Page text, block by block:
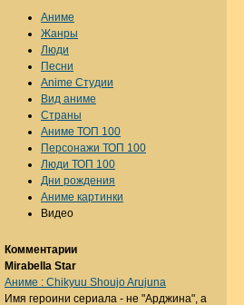
Аниме
Жанры
Люди
Песни
Anime Студии
Вид аниме
Страны
Аниме ТОП 100
Персонажи ТОП 100
Люди ТОП 100
Дни рождения
Аниме картинки
Видео
Комментарии
Mirabella Star
Аниме : Chikyuu Shoujo Arujuna
Имя героини сериала - не "Арджина", а